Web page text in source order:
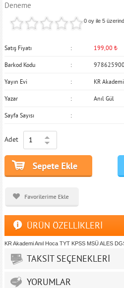
Deneme
0 oy ile 5
Satış Fiyatı 199,00 ₺
Barkod Kodu
Yayın Evi KR Akademi
Yazar Anıl Gül
Sayfa Sayısı
Adet
ÜRÜN ÖZELLİKLERİ
KR Akademi Anıl Hoca TYT KPSS MSÜ ALES
TAKSİT SEÇENEKLERİ
YORUMLAR